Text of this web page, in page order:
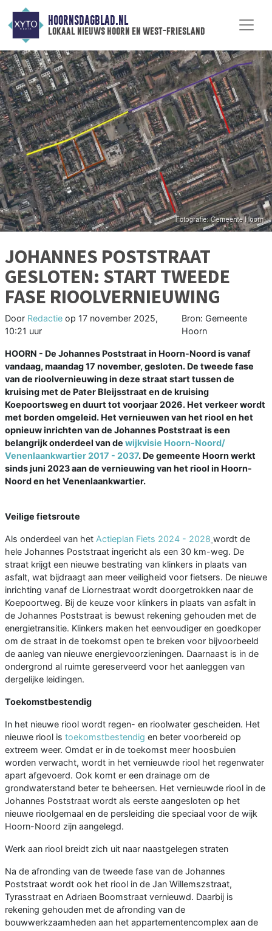
HOORNSDAGBLAD.NL
lokaal nieuws hoorn en west-friesland
JOHANNES POSTSTRAAT
GESLOTEN: START TWEEDE
FASE RIOOLVERNIEUWING
Door Redactie op 17 november 2025,
10:21 uur
Bron: Gemeente
Hoorn
HOORN - De Johannes Poststraat in Hoorn-Noord is vanaf
vandaag, maandag 17 november, gesloten. De tweede fase
van de rioolvernieuwing in deze straat start tussen de
kruising met de Pater Bleijsstraat en de kruising
Koepoortsweg en duurt tot voorjaar 2026. Het verkeer wordt
met borden omgeleid. Het vernieuwen van het riool en het
opnieuw inrichten van de Johannes Poststraat is een
belangrijk onderdeel van de wijkvisie Hoorn-Noord/
Venenlaankwartier 2017 - 2037. De gemeente Hoorn werkt
sinds juni 2023 aan de vernieuwing van het riool in Hoorn-
Noord en het Venenlaankwartier.
Veilige fietsroute
Als onderdeel van het Actieplan Fiets 2024 - 2028 wordt de
hele Johannes Poststraat ingericht als een 30 km-weg. De
straat krijgt een nieuwe bestrating van klinkers in plaats van
asfalt, wat bijdraagt aan meer veiligheid voor fietsers. De nieuwe
inrichting vanaf de Liornestraat wordt doorgetrokken naar de
Koepoortweg. Bij de keuze voor klinkers in plaats van asfalt in
de Johannes Poststraat is bewust rekening gehouden met de
energietransitie. Klinkers maken het eenvoudiger en goedkoper
om de straat in de toekomst open te breken voor bijvoorbeeld
de aanleg van nieuwe energievoorzieningen. Daarnaast is in de
ondergrond al ruimte gereserveerd voor het aanleggen van
dergelijke leidingen.
Toekomstbestendig
In het nieuwe riool wordt regen- en rioolwater gescheiden. Het
nieuwe riool is toekomstbestendig en beter voorbereid op
extreem weer. Omdat er in de toekomst meer hoosbuien
worden verwacht, wordt in het vernieuwde riool het regenwater
apart afgevoerd. Ook komt er een drainage om de
grondwaterstand beter te beheersen. Het vernieuwde riool in de
Johannes Poststraat wordt als eerste aangesloten op het
nieuwe rioolgemaal en de persleiding die speciaal voor de wijk
Hoorn-Noord zijn aangelegd.
Werk aan riool breidt zich uit naar naastgelegen straten
Na de afronding van de tweede fase van de Johannes
Poststraat wordt ook het riool in de Jan Willemszstraat,
Tyrasstraat en Adriaen Boomstraat vernieuwd. Daarbij is
rekening gehouden met de afronding van de
bouwwerkzaamheden aan het appartementencomplex aan de